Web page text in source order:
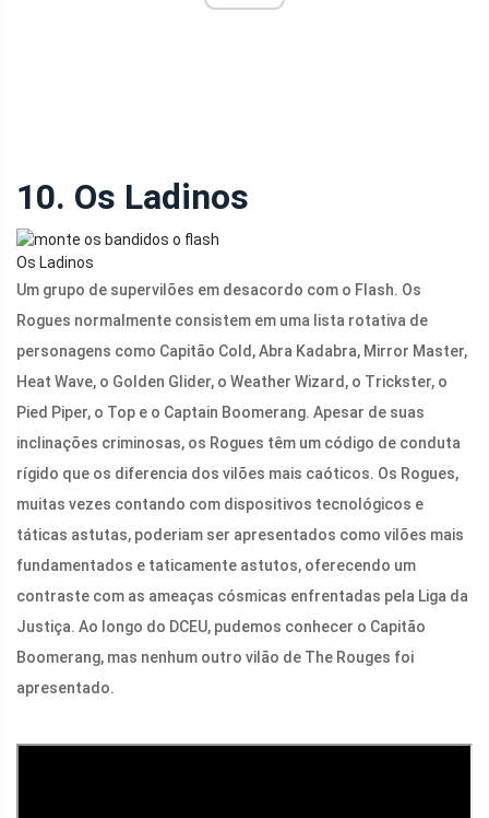
10. Os Ladinos
Os Ladinos
Um grupo de supervilões em desacordo com o Flash. Os
Rogues normalmente consistem em uma lista rotativa de
personagens como Capitão Cold, Abra Kadabra, Mirror Master,
Heat Wave, o Golden Glider, o Weather Wizard, o Trickster, o
Pied Piper, o Top e o Captain Boomerang. Apesar de suas
inclinações criminosas, os Rogues têm um código de conduta
rígido que os diferencia dos vilões mais caóticos. Os Rogues,
muitas vezes contando com dispositivos tecnológicos e
táticas astutas, poderiam ser apresentados como vilões mais
fundamentados e taticamente astutos, oferecendo um
contraste com as ameaças cósmicas enfrentadas pela Liga da
Justiça. Ao longo do DCEU, pudemos conhecer o Capitão
Boomerang, mas nenhum outro vilão de The Rouges foi
apresentado.